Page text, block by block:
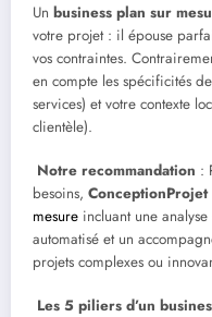
Un business plan sur
votre projet : il épouse
vos contraintes.
en compte les spécificités
services) et votre contexte
clientèle).
Notre recommandation :
besoins, ConceptionProjet
mesure incluant une
automatisé et un
projets complexes ou
Les 5 piliers d’un